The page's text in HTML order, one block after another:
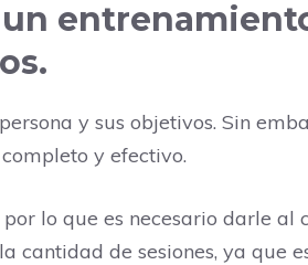
un
y sus objetivos. Sin
y efectivo.
lo que es necesario darle al
cantidad de sesiones, ya que